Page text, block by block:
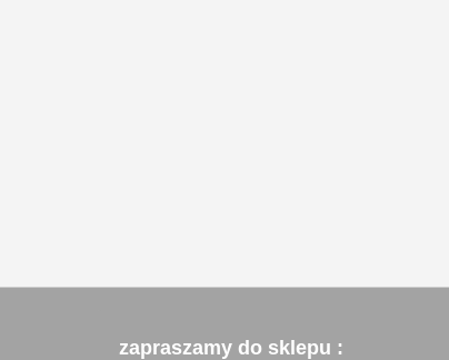
zapraszamy do sklepu :